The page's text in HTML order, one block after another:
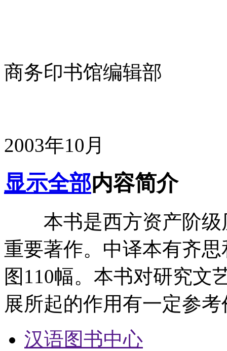
商务印书馆编辑部
2003年10月
显示全部内容简介
本书是西方资产阶级
重要著作。中译本有齐
图110幅。本书对研究文
展所起的作用有一定参
汉语图书中心